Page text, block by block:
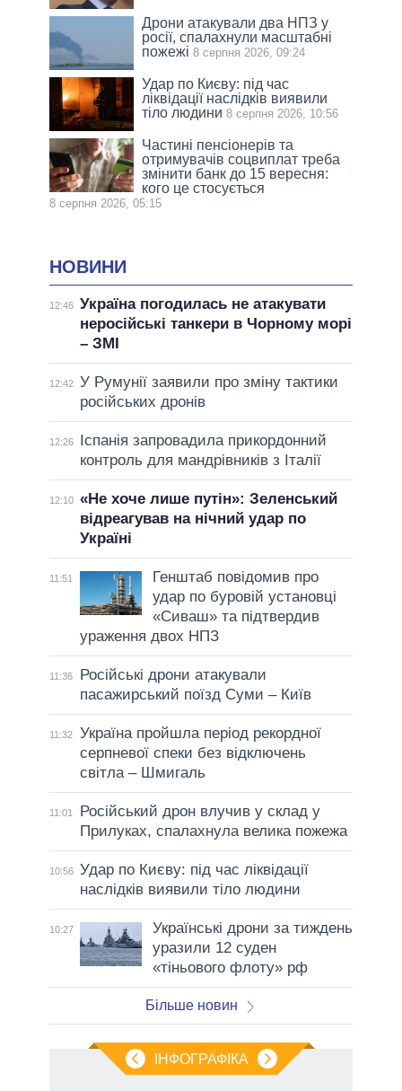
Дрони атакували два НПЗ у
росії, спалахнули масштабні
пожежі 8 серпня 2026, 09:24
Удар по Києву: під час
ліквідації наслідків виявили
тіло людини 8 серпня 2026, 10:56
Частині пенсіонерів та
отримувачів соцвиплат треба
змінити банк до 15 вересня:
кого це стосується
8 серпня 2026, 05:15
НОВИНИ
12:46 Україна погодилась не атакувати
неросійські танкери в Чорному морі
– ЗМІ
12:42 У Румунії заявили про зміну тактики
російських дронів
12:26
Іспанія запровадила прикордонний
контроль для мандрівників з Італії
12:10 «Не хоче лише путін»: Зеленський
відреагував на нічний удар по
Україні
11:51
Генштаб повідомив про
удар по буровій установці
«Сиваш» та підтвердив
ураження двох НПЗ
11:36
Російські дрони атакували
пасажирський поїзд Суми – Київ
11:32
Україна пройшла період рекордної
серпневої спеки без відключень
світла – Шмигаль
11:01
Російський дрон влучив у склад у
Прилуках, спалахнула велика пожежа
10:56 Удар по Києву: під час ліквідації
наслідків виявили тіло людини
10:27
Українські дрони за тиждень
уразили 12 суден
«тіньового флоту» рф
Більше новин
ІНФОГРАФІКА